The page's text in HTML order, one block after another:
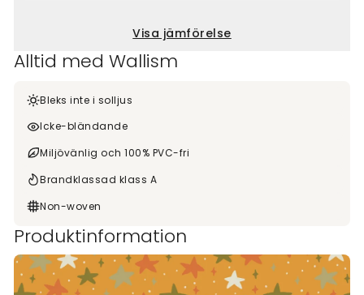
Visa jämförelse
Alltid med Wallism
Bleks inte i solljus
Icke-bländande
Miljövänlig och 100% PVC-fri
Brandklassad klass A
Non-woven
Produktinformation